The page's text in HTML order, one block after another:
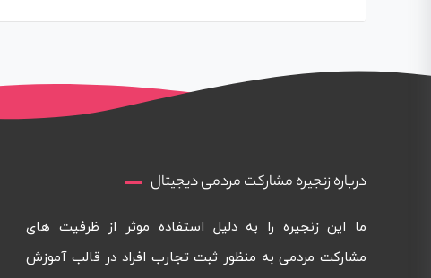
درباره زنجیره مشارکت مردمی دیجیتال
ما این زنجیره را به دلیل استفاده موثر از ظرفیت های
مشارکت مردمی به منظور ثبت تجارب افراد در قالب آموزش